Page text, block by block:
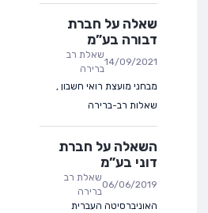
שאלה על חברת
דבורה בע”מ
14/09/2021
שאלת רב
ברירה
מבחני מועצת רואי חשבון ,
שאלות רב-ברירה
השאלה על חברת
דוני בע”מ
06/06/2019
שאלת רב
ברירה
האוניברסיטה העברית